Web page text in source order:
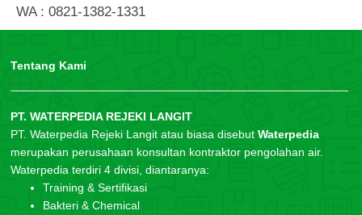
WA : 0821-1382-1331
Tentang Kami
PT. WATERPEDIA REJEKI LANGIT
PT. Waterpedia Rejeki Langit atau biasa disebut Waterpedia
merupakan perusahaan konsultan kontraktor pengolahan air.
Waterpedia terdiri 4 divisi, diantaranya:
Training & Sertifikasi
Bakteri & Chemical